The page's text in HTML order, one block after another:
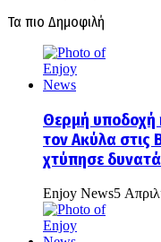
Τα πιο Δημοφιλή
Θερμή υποδοχή
τον Ακύλα στις
χτύπησε
Enjoy News5